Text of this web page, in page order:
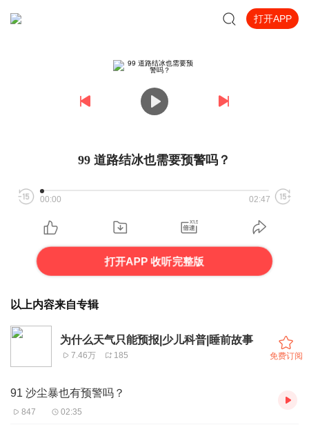
打开APP
99 道路结冰也需要预警吗？
00:00 02:47
打开APP 收听完整版
以上内容来自专辑
为什么天气只能预报|少儿科普|睡前故事
7.46万 185 免费订阅
91 沙尘暴也有预警吗？
847 02:35